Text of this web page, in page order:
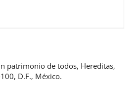
patrimonio de todos, Hereditas,
D.F., México.